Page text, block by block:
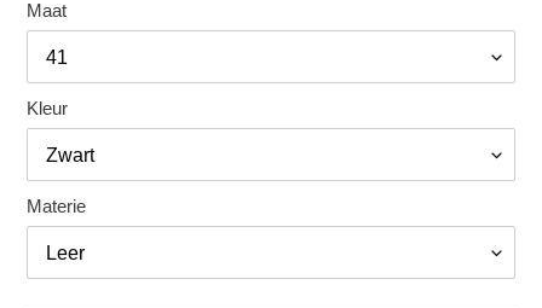
Maat
Kleur
Materie